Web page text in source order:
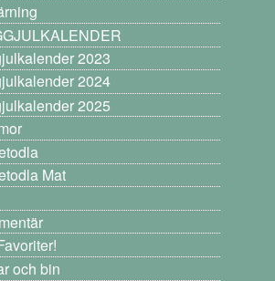
2023
2024
2025
Mat
och bin